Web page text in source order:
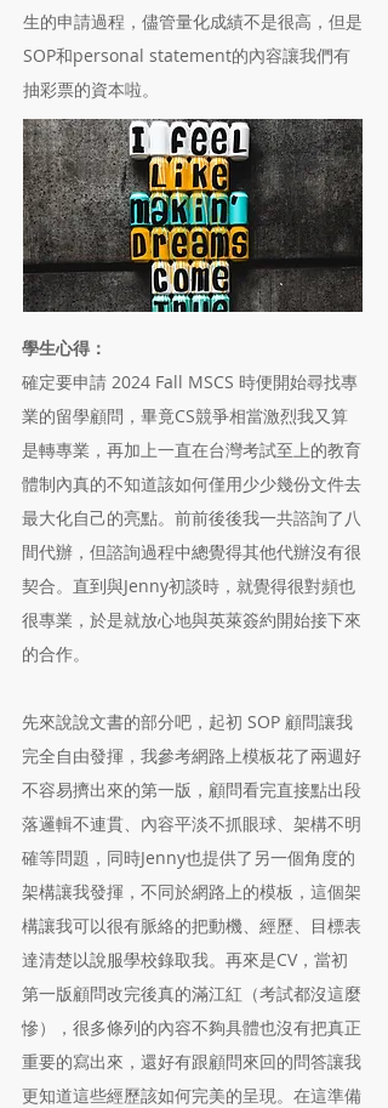
生的申請過程，儘管量化成績不是很高，但是
SOP和personal statement的內容讓我們有
抽彩票的資本啦。
學生心得：
確定要申請 2024 Fall MSCS 時便開始尋找專
業的留學顧問，畢竟CS競爭相當激烈我又算
是轉專業，再加上一直在台灣考試至上的教育
體制內真的不知道該如何僅用少少幾份文件去
最大化自己的亮點。前前後後我一共諮詢了八
間代辦，但諮詢過程中總覺得其他代辦沒有很
契合。直到與Jenny初談時，就覺得很對頻也
很專業，於是就放心地與英萊簽約開始接下來
的合作。​
先來說說文書的部分吧，起初 SOP 顧問讓我
完全自由發揮，我參考網路上模板花了兩週好
不容易擠出來的第一版，顧問看完直接點出段
落邏輯不連貫、內容平淡不抓眼球、架構不明
確等問題，同時Jenny也提供了另一個角度的
架構讓我發揮，不同於網路上的模板，這個架
構讓我可以很有脈絡的把動機、經歷、目標表
達清楚以說服學校錄取我。再來是CV，當初
第一版顧問改完後真的滿江紅（考試都沒這麼
慘），很多條列的內容不夠具體也沒有把真正
重要的寫出來，還好有跟顧問來回的問答讓我
更知道這些經歷該如何完美的呈現。在這準備